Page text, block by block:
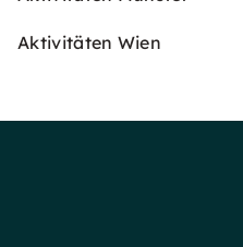
Aktivitäten Wien